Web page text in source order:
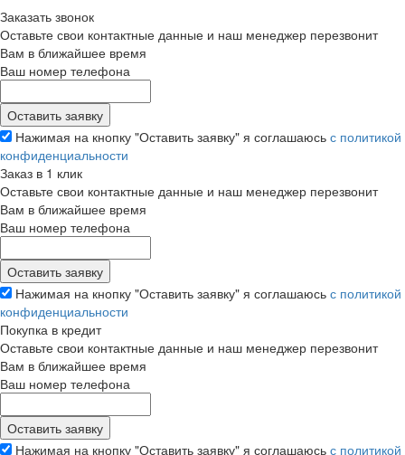
Заказать звонок
Оставьте свои контактные данные и наш менеджер перезвонит
Вам в ближайшее время
Ваш номер телефона
Нажимая на кнопку "Оставить заявку" я соглашаюсь с политикой
конфиденциальности
Заказ в 1 клик
Оставьте свои контактные данные и наш менеджер перезвонит
Вам в ближайшее время
Ваш номер телефона
Нажимая на кнопку "Оставить заявку" я соглашаюсь с политикой
конфиденциальности
Покупка в кредит
Оставьте свои контактные данные и наш менеджер перезвонит
Вам в ближайшее время
Ваш номер телефона
Нажимая на кнопку "Оставить заявку" я соглашаюсь с политикой